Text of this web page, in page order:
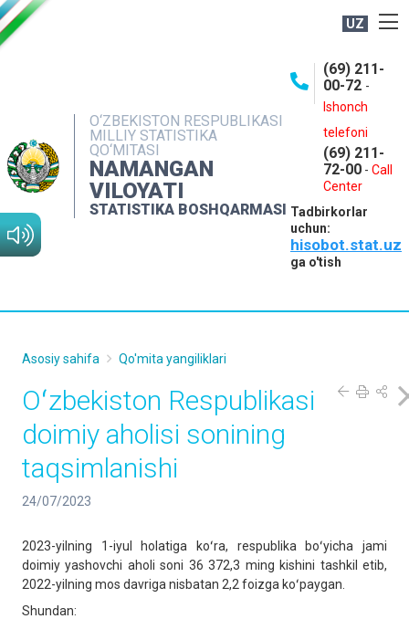
UZ
O‘ZBEKISTON RESPUBLIKASI
MILLIY STATISTIKA
QO‘MITASI
NAMANGAN
VILOYATI
STATISTIKA BOSHQARMASI
(69) 211-
00-72 -
Ishonch
telefoni
(69) 211-
72-00 - Call
Center
Tadbirkorlar
uchun:
hisobot.stat.uz
ga o'tish
NASHRLAR
INTERAKTIV XIZMATLAR
MATBUOT XIZMATI
MUROJAATLAR
Asosiy sahifa Qo'mita yangiliklari
Oʻzbekiston Respublikasi
doimiy aholisi sonining
taqsimlanishi
24/07/2023
2023-yilning 1-iyul holatiga koʻra, respublika boʻyicha jami
doimiy yashovchi aholi soni 36 372,3 ming kishini tashkil etib,
2022-yilning mos davriga nisbatan 2,2 foizga koʻpaygan.
Shundan: